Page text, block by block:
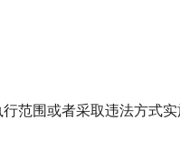
范围或者采取违法方式